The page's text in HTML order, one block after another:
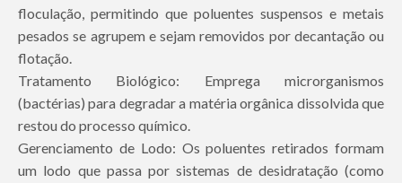
floculação, permitindo que poluentes suspensos e metais
pesados se agrupem e sejam removidos por decantação ou
flotação.
Tratamento Biológico: Emprega microrganismos
(bactérias) para degradar a matéria orgânica dissolvida que
restou do processo químico.
Gerenciamento de Lodo: Os poluentes retirados formam
um lodo que passa por sistemas de desidratação (como